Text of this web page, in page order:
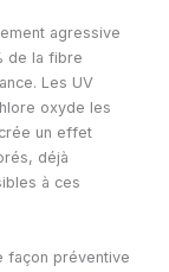
agressive
de la fibre
Les UV
oxyde les
un effet
déjà
à ces
façon préventive